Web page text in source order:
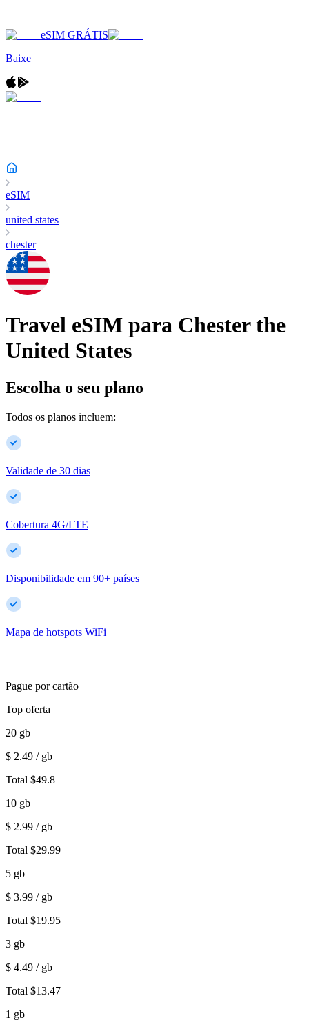
eSIM GRÁTIS
Baixe
eSIM
united states
chester
Travel eSIM para Chester the
United States
Escolha o seu plano
Todos os planos incluem:
Validade de 30 dias
Cobertura 4G/LTE
Disponibilidade em 90+ países
Mapa de hotspots WiFi
Pague por cartão
Top oferta
20 gb
$ 2.49 / gb
Total $49.8
10 gb
$ 2.99 / gb
Total $29.99
5 gb
$ 3.99 / gb
Total $19.95
3 gb
$ 4.49 / gb
Total $13.47
1 gb